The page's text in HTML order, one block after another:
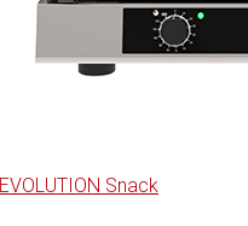
EVOLUTION Snack